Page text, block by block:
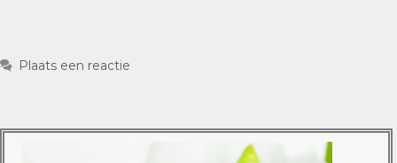
Plaats een reactie